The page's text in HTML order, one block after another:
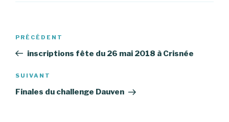
Navigation
l’article
Article
précédent
PRÉCÉDENT
inscriptions fête du 26 mai 2018 à Crisnée
Article
suivant
SUIVANT
Finales du challenge Dauven